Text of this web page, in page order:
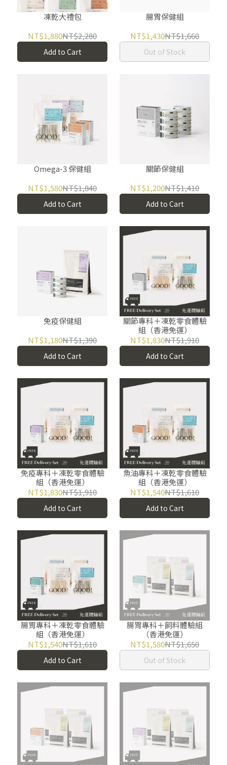
凍乾大禮包
NT$1,880NT$2,280
Add to Cart
腸胃保健組
NT$1,430NT$1,660
Out of Stock
Omega-3 保健組
NT$1,580NT$1,840
Add to Cart
關節保健組
NT$1,200NT$1,410
Add to Cart
免疫保健組
NT$1,180NT$1,390
Add to Cart
關節專科＋凍乾零食體驗
組（香港免運）
NT$1,830NT$1,910
Add to Cart
免疫專科＋凍乾零食體驗
組（香港免運）
NT$1,830NT$1,910
Add to Cart
魚油專科＋凍乾零食體驗
組（香港免運）
NT$1,540NT$1,610
Add to Cart
腸胃專科＋凍乾零食體驗
組（香港免運）
NT$1,540NT$1,610
Add to Cart
腸胃專科＋飼料體驗組
（香港免運）
NT$1,580NT$1,650
Out of Stock